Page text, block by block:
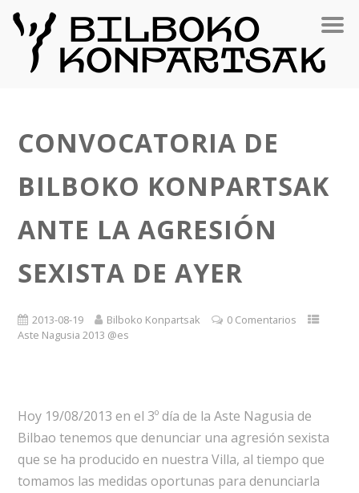
CONVOCATORIA DE
BILBOKO KONPARTSAK
ANTE LA AGRESIÓN
SEXISTA DE AYER
2013-08-19 Bilboko Konpartsak
0 Comentarios
Aste Nagusia 2013 @es
Hoy 19/08/2013 en el 3º día de la Aste Nagusia de
Bilbao tenemos que denunciar una agresión sexista
que se ha producido en nuestra Villa, al tiempo que
tomamos las medidas oportunas para denunciarla